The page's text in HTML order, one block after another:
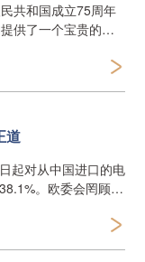
共和国成立75周年
供了一个宝贵的契
提炼出关键的启
。
道
起对从中国进口的电
。欧委会罔顾事
、产业界的呼吁和
了中国电动汽车产